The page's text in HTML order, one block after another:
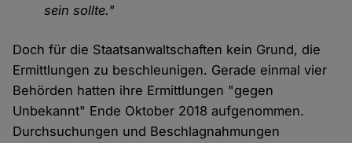
sein sollte."
Doch für die Staatsanwaltschaften kein Grund, die
Ermittlungen zu beschleunigen. Gerade einmal vier
Behörden hatten ihre Ermittlungen "gegen
Unbekannt" Ende Oktober 2018 aufgenommen.
Durchsuchungen und Beschlagnahmungen